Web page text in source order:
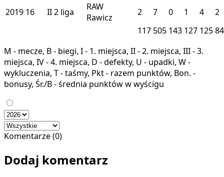
2019 16 II2 liga
RAW
Rawicz
2 7 0 1 4
2
117 505 143 127 12584
M - mecze, B - biegi, I - 1. miejsca, II - 2. miejsca, III - 3.
miejsca, IV - 4. miejsca, D - defekty, U - upadki, W -
wykluczenia, T - taśmy, Pkt - razem punktów, Bon. -
bonusy, Śr./B - średnia punktów w wyścigu
Komentarze (0)
Dodaj komentarz